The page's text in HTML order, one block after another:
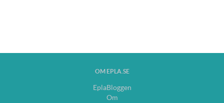
OM EPLA.SE
EplaBloggen
Om